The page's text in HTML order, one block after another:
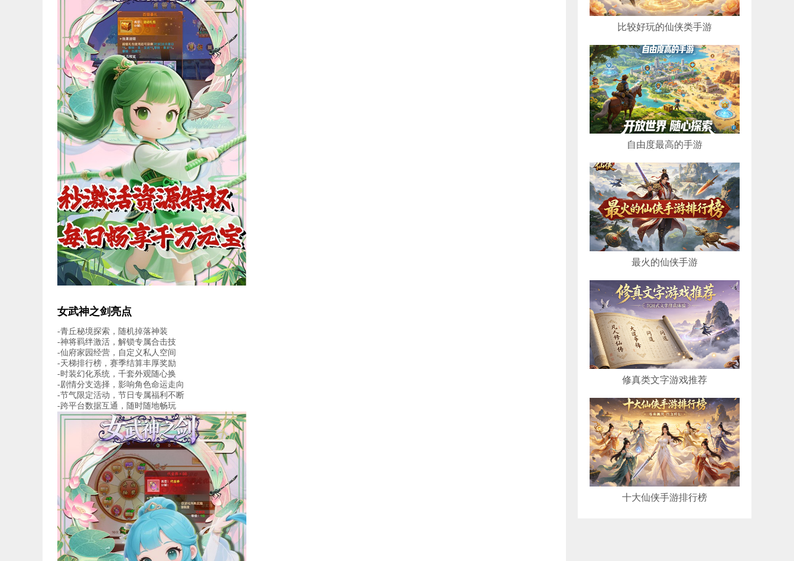
女武神之剑亮点
-青丘秘境探索，随机掉落神装
-神将羁绊激活，解锁专属合击技
-仙府家园经营，自定义私人空间
-天梯排行榜，赛季结算丰厚奖励
-时装幻化系统，千套外观随心换
-剧情分支选择，影响角色命运走向
-节气限定活动，节日专属福利不断
-跨平台数据互通，随时随地畅玩
比较好玩的仙侠类手游
自由度最高的手游
最火的仙侠手游
修真类文字游戏推荐
十大仙侠手游排行榜